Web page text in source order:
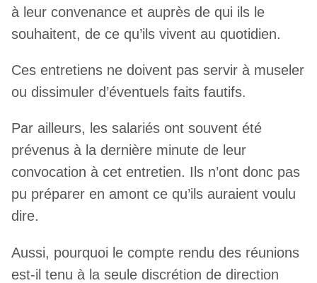
à leur convenance et auprès de qui ils le
souhaitent, de ce qu’ils vivent au quotidien.
Ces entretiens ne doivent pas servir à museler
ou dissimuler d’éventuels faits fautifs.
Par ailleurs, les salariés ont souvent été
prévenus à la dernière minute de leur
convocation à cet entretien. Ils n’ont donc pas
pu préparer en amont ce qu’ils auraient voulu
dire.
Aussi, pourquoi le compte rendu des réunions
est-il tenu à la seule discrétion de direction